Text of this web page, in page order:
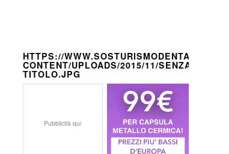
HTTPS://WWW.SOSTURISMODENTALE.IT/
CONTENT/UPLOADS/2015/11/SENZA-
TITOLO.JPG
Pubblicità qui